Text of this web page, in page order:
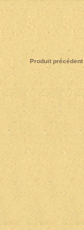
Produit précédent